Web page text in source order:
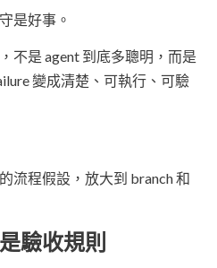
是好事。
不是 agent 到底多聰明，而是
變成清楚、可執行、可驗
流程假設，放大到 branch 和
驗收規則